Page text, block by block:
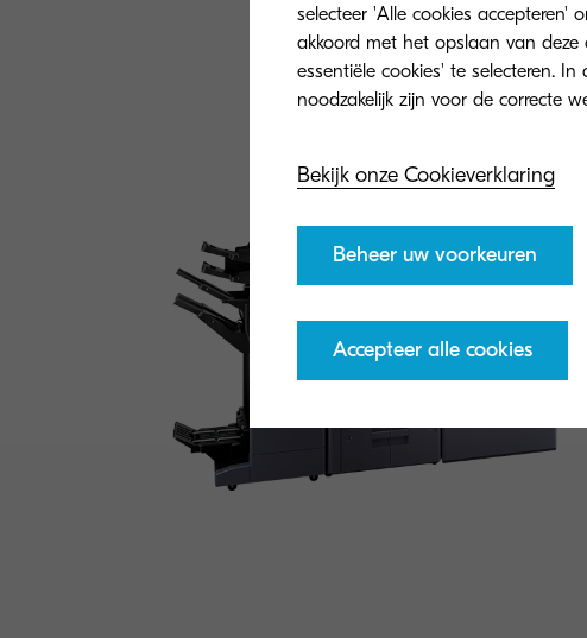
selecteer 'Alle cookies accepteren'
akkoord met het opslaan van
essentiële cookies' te selecteren.
Bekijk onze Cookieverklaring
Beheer uw voorkeuren
Accepteer alle cookies